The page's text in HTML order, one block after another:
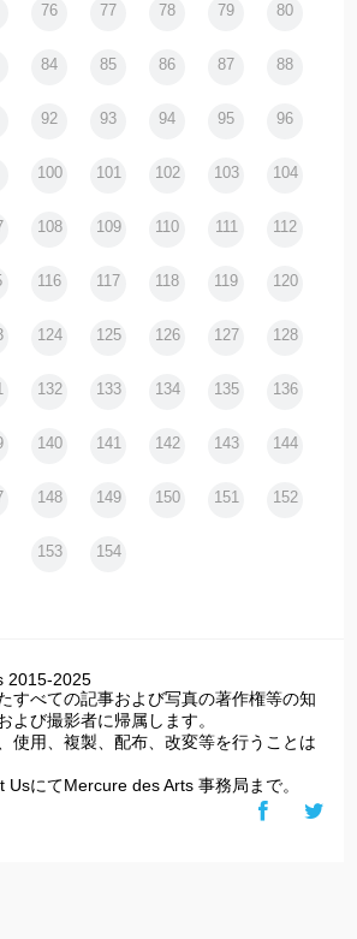
76 77 78 79 80
84 85 86 87 88
92 93 94 95 96
100 101 102 103 104
108 109 110 111 112
116 117 118 119 120
124 125 126 127 128
132 133 134 135 136
140 141 142 143 144
148 149 150 151 152
153 154
2015-2025
すべての記事および写真の著作権等の知
よび撮影者に帰属します。
使用、複製、配布、改変等を行うことは
UsにてMercure des Arts 事務局まで。